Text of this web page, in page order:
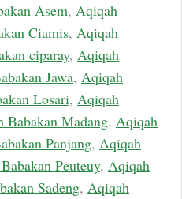
Asem, Aqiqah
Ciamis, Aqiqah
ciparay, Aqiqah
Jawa, Aqiqah
Losari, Aqiqah
Babakan Madang, Aqiqah
Panjang, Aqiqah
Peuteuy, Aqiqah
Sadeng, Aqiqah